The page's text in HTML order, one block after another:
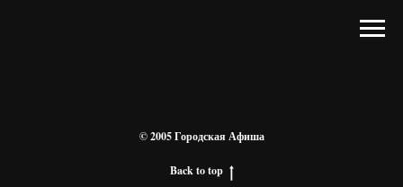
© 2005 Городская Афиша
Back to top